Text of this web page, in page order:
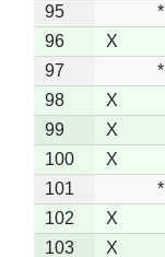
95
*
96
X
97
*
98
X
99
X
100
X
101
*
102
X
103
X